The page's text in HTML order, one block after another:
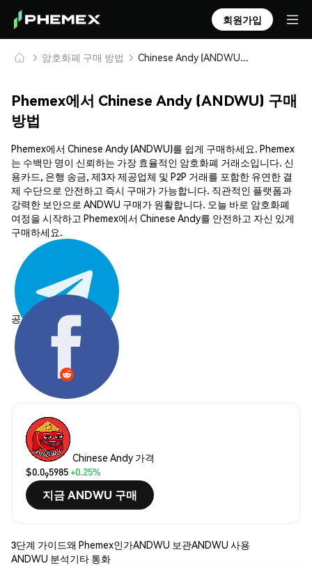
회원가입
암호화폐 구매 방법 Chinese Andy (ANDWU) 안전하게 구매 및 보관
Phemex에서 Chinese Andy (ANDWU) 구매
방법
Phemex에서 Chinese Andy (ANDWU)를 쉽게 구매하세요. Phemex
는 수백만 명이 신뢰하는 가장 효율적인 암호화폐 거래소입니다. 신
용카드, 은행 송금, 제3자 제공업체 및 P2P 거래를 포함한 유연한 결
제 수단으로 안전하고 즉시 구매가 가능합니다. 직관적인 플랫폼과
강력한 보안으로 ANDWU 구매가 원활합니다. 오늘 바로 암호화폐
여정을 시작하고 Phemex에서 Chinese Andy를 안전하고 자신 있게
구매하세요.
공유하기:
Chinese Andy 가격
$0.095985+0.25%
지금 ANDWU 구매
3단계 가이드왜 Phemex인가ANDWU 보관ANDWU 사용
ANDWU 분석기타 통화